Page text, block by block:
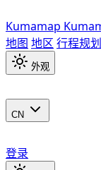
Kumamap
地图 地区 行程规划
外观
CN
登录